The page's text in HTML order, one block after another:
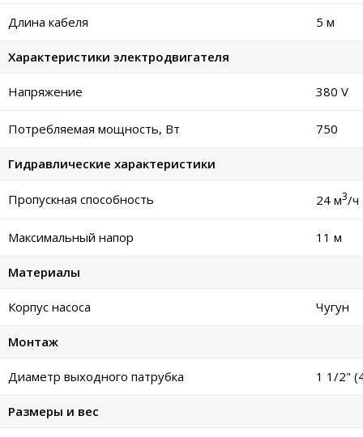
Длина кабеля 5 м
Характеристики электродвигателя
Напряжение 380 V
Потребляемая мощность, Вт 750
Гидравлические характеристики
Пропускная способность 24 м3/ч
Максимальный напор 11 м
Материалы
Корпус насоса Чугун
Монтаж
Диаметр выходного патрубка 1 1/2"
Размеры и вес